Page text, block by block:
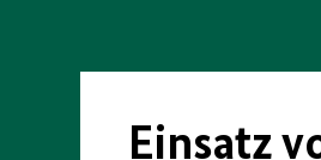
Seiteninhalt
Einsatz